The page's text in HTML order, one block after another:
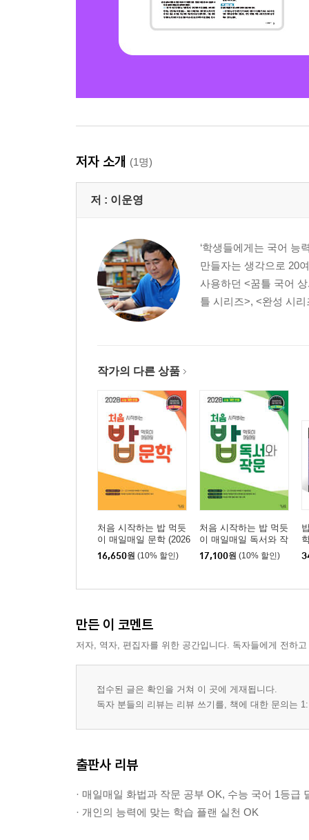
저자 소개 (1명)
저 : 이운영
‘학생들에게는 국어 능
만들자는 생각으로 20
사용하던 <꿈틀 국어
틀 시리즈>, <완성 시
작가의 다른 상품
처음 시작하는 밥 먹듯
이 매일매일 문학 (2026
년)
16,650원 (10% 할인)
처음 시작하는 밥 먹듯
이 매일매일 독서와 작
문 (2026년)
17,100원 (10% 할인)
만든 이 코멘트
저자, 역자, 편집자를 위한 공간입니다. 독자들에게 전하
접수된 글은 확인을 거쳐 이 곳에 게재됩니다.
독자 분들의 리뷰는 리뷰 쓰기를, 책에 대한 문의는
출판사 리뷰
· 매일매일 화법과 작문 공부 OK, 수능 국어 1등급
· 개인의 능력에 맞는 학습 플랜 실천 OK